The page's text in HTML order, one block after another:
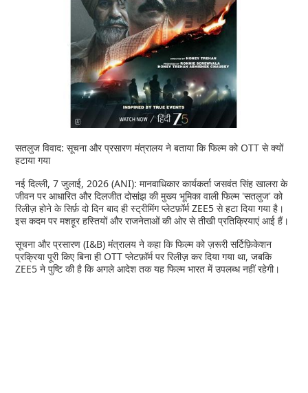
सतलुज विवाद: सूचना और प्रसारण मंत्रालय ने बताया कि फिल्म को OTT से क्यों
हटाया गया
नई दिल्ली, 7 जुलाई, 2026 (ANI): मानवाधिकार कार्यकर्ता जसवंत सिंह खालरा के
जीवन पर आधारित और दिलजीत दोसांझ की मुख्य भूमिका वाली फिल्म 'सतलुज' को
रिलीज़ होने के सिर्फ़ दो दिन बाद ही स्ट्रीमिंग प्लेटफ़ॉर्म ZEE5 से हटा दिया गया है।
इस कदम पर मशहूर हस्तियों और राजनेताओं की ओर से तीखी प्रतिक्रियाएं आई हैं।
सूचना और प्रसारण (I&B) मंत्रालय ने कहा कि फिल्म को ज़रूरी सर्टिफ़िकेशन
प्रक्रिया पूरी किए बिना ही OTT प्लेटफ़ॉर्म पर रिलीज़ कर दिया गया था, जबकि
ZEE5 ने पुष्टि की है कि अगले आदेश तक यह फिल्म भारत में उपलब्ध नहीं रहेगी।